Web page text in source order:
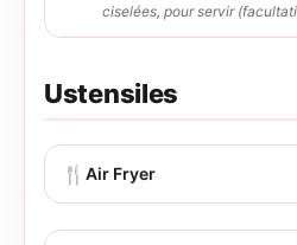
ciselées, pour servir
Ustensiles
🍴 Air Fryer